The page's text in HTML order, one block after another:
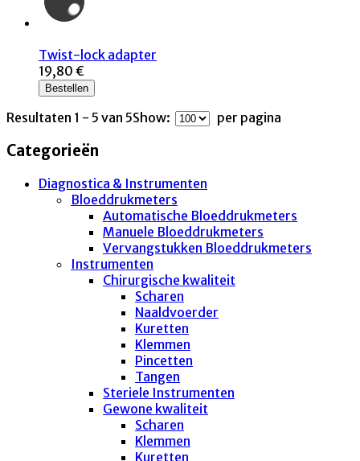
Twist-lock adapter
19,80 €
Bestellen
Resultaten 1 - 5 van 5Show: per pagina
Categorieën
Diagnostica & Instrumenten
Bloeddrukmeters
Automatische Bloeddrukmeters
Manuele Bloeddrukmeters
Vervangstukken Bloeddrukmeters
Instrumenten
Chirurgische kwaliteit
Scharen
Naaldvoerder
Kuretten
Klemmen
Pincetten
Tangen
Steriele Instrumenten
Gewone kwaliteit
Scharen
Klemmen
Kuretten